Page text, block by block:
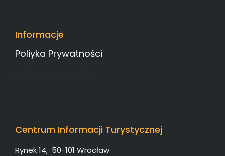
Informacje
Poliyka Prywatności
Centrum Informacji Turystycznej
Rynek 14, 50-101 Wrocław